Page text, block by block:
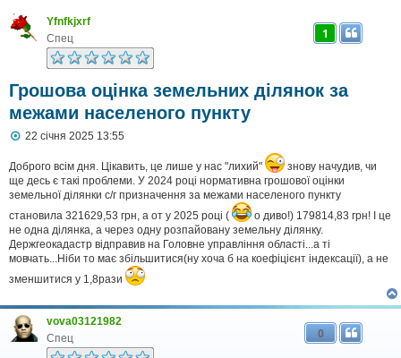
Yfnfkjxrf
Спец
Грошова оцінка земельних ділянок за
межами населеного пункту
1
П
в
і
д
о
л
е
н
н
22 січня 2025 13:55
Доброго всім дня. Цікавить, це лише у нас "лихий"
знову начудив, чи
ще десь є такі проблеми. У 2024 році нормативна грошової оцінки
земельної ділянки с/г призначення за межами населеного пункту
становила 321629,53 грн, а от у 2025 році (
о диво!) 179814,83 грн! І це
не одна ділянка, а через одну розпайовану земельну ділянку.
Держгеокадастр відправив на Головне управління області...а ті
мовчать...Ніби то має збільшитися(ну хоча б на коефіцієнт індексації), а не
зменшитися у 1,8рази
vova03121982
Спец
0